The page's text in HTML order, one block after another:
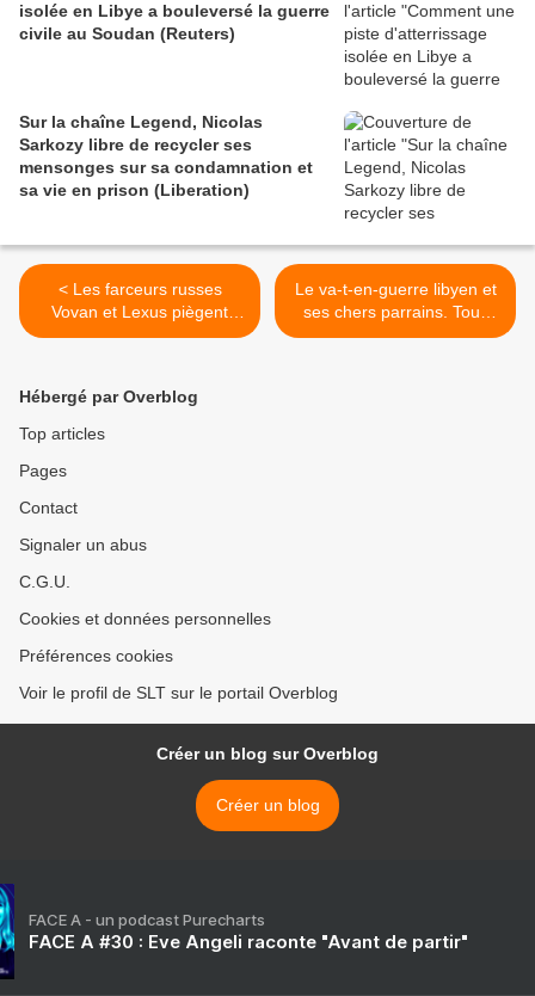
isolée en Libye a bouleversé la guerre
civile au Soudan (Reuters)
Sur la chaîne Legend, Nicolas
Sarkozy libre de recycler ses
mensonges sur sa condamnation et
sa vie en prison (Liberation)
< Les farceurs russes
Vovan et Lexus piègent
Macron (Vidéo)
Le va-t-en-guerre libyen et
ses chers parrains. Tous
mobilisés : Macron, Trump,
Hébergé par Overblog
Top articles
Pages
Contact
Signaler un abus
C.G.U.
Cookies et données personnelles
Préférences cookies
Voir le profil de SLT sur le portail Overblog
Créer un blog sur Overblog
Créer un blog
FACE A - un podcast Purecharts
FACE A #30 : Eve Angeli raconte "Avant de partir"